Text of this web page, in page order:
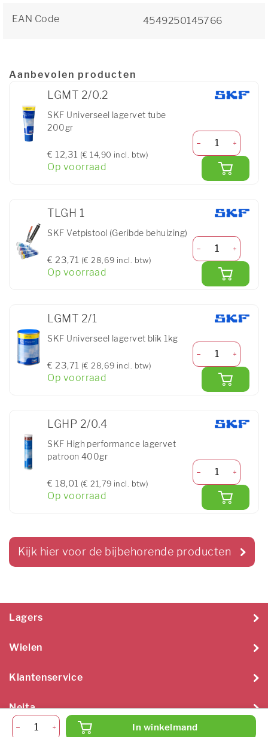
EAN Code 4549250145766
Aanbevolen producten
LGMT 2/0.2
SKF Universeel lagervet tube
200gr
€ 12,31 (€ 14,90 incl. btw)
Op voorraad
TLGH 1
SKF Vetpistool (Geribde behuizing)
€ 23,71 (€ 28,69 incl. btw)
Op voorraad
LGMT 2/1
SKF Universeel lagervet blik 1kg
€ 23,71 (€ 28,69 incl. btw)
Op voorraad
LGHP 2/0.4
SKF High performance lagervet
patroon 400gr
€ 18,01 (€ 21,79 incl. btw)
Op voorraad
Kijk hier voor de bijbehorende producten
In winkelmand
Lagers
Wielen
Klantenservice
Neita